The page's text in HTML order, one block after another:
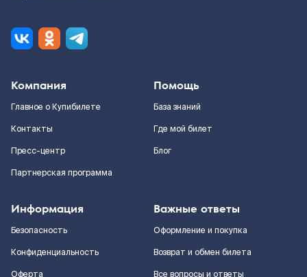
Компания
Главное о Купибилете
Контакты
Пресс-центр
Партнерская программа
Помощь
База знаний
Где мой билет
Блог
Информация
Безопасность
Конфиденциальность
Оферта
Важные ответы
Оформление и покупка
Возврат и обмен билета
Все вопросы и ответы